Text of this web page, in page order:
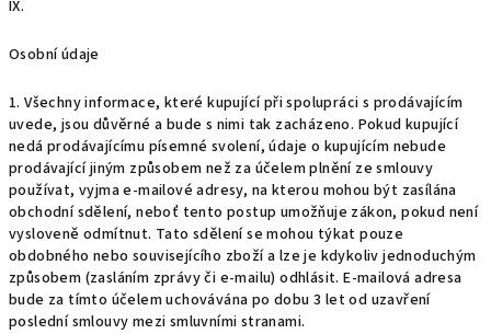
IX.
Osobní údaje
1. Všechny informace, které kupující při spolupráci s prodávajícím
uvede, jsou důvěrné a bude s nimi tak zacházeno. Pokud kupující
nedá prodávajícímu písemné svolení, údaje o kupujícím nebude
prodávající jiným způsobem než za účelem plnění ze smlouvy
používat, vyjma e-mailové adresy, na kterou mohou být zasílána
obchodní sdělení, neboť tento postup umožňuje zákon, pokud není
vysloveně odmítnut. Tato sdělení se mohou týkat pouze
obdobného nebo souvisejícího zboží a lze je kdykoliv jednoduchým
způsobem (zasláním zprávy či e-mailu) odhlásit. E-mailová adresa
bude za tímto účelem uchovávána po dobu 3 let od uzavření
poslední smlouvy mezi smluvními stranami.